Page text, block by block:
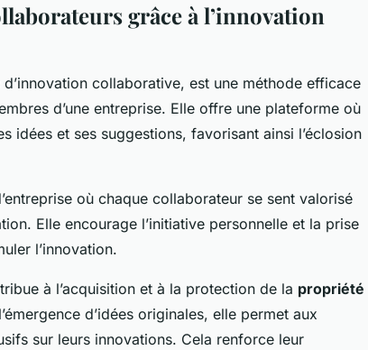
grâce à l’innovation
collaborative, est une méthode efficace
d’une entreprise. Elle offre une plateforme où
idées et ses suggestions, favorisant ainsi l’éclosion
où chaque collaborateur se sent valorisé
Elle encourage l’initiative personnelle et la prise
l’innovation.
à l’acquisition et à la protection de la propriété
d’idées originales, elle permet aux
sur leurs innovations. Cela renforce leur